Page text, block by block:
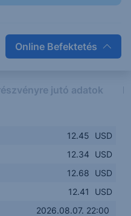
Online Befektetés
jutó adatok
12.45
USD
12.34
USD
12.68
USD
12.41
USD
2026.08.07. 22:00